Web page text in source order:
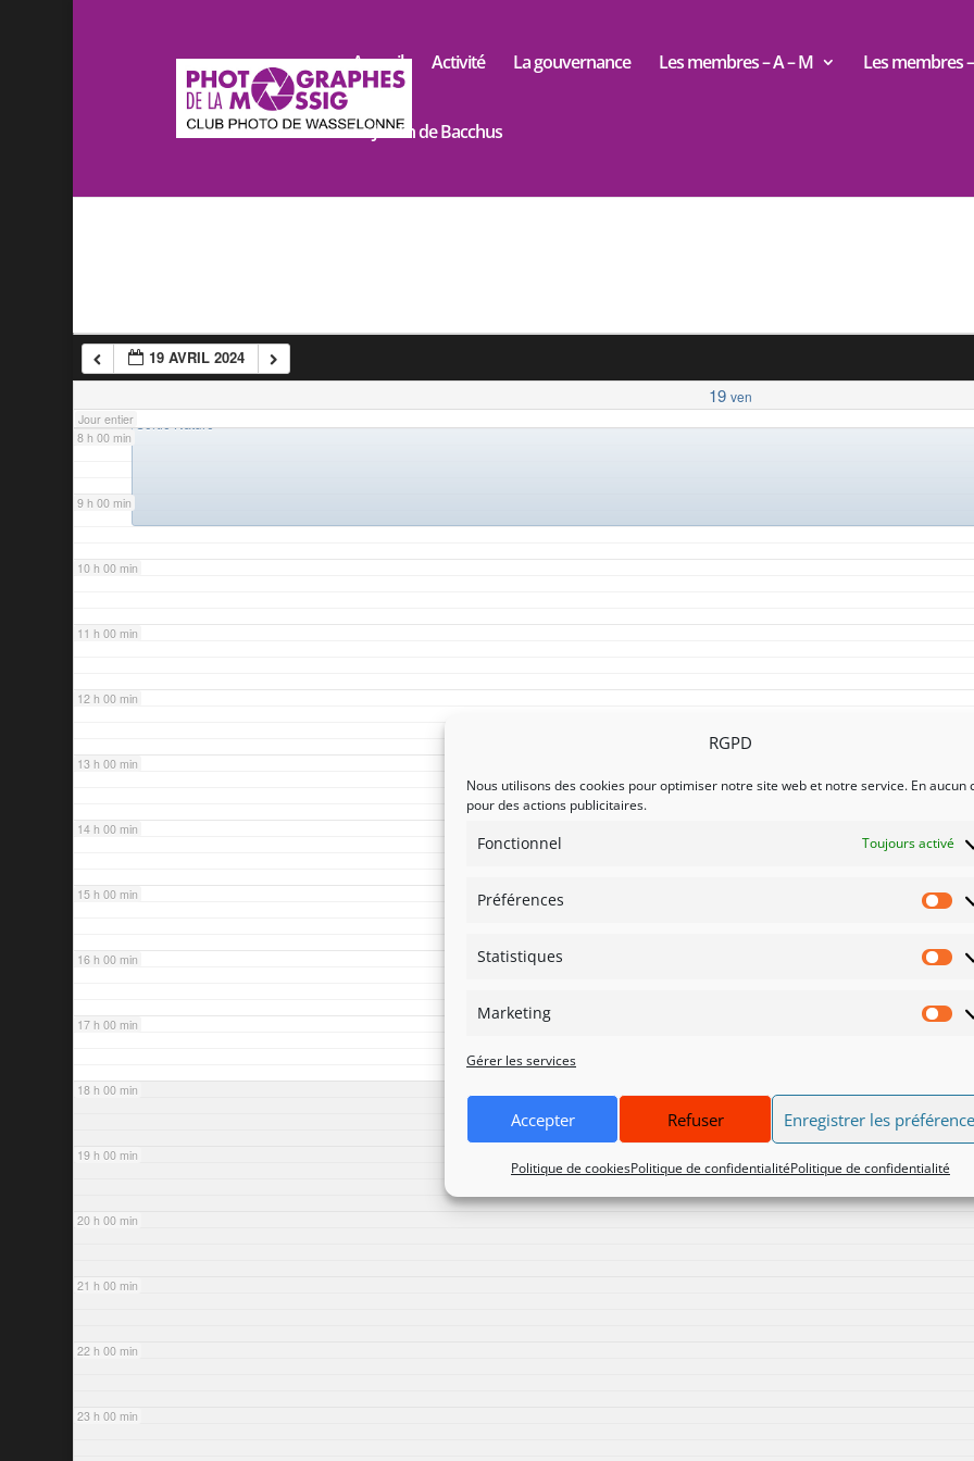
RGPD
Nous utilisons des cookies pour optimiser notre site web et notre service. En aucun
pour des actions publicitaires.
Fonctionnel Toujours activé
Préférences
Statistiques
Marketing
Gérer les services
Accepter Refuser Enregistrer les
Politique de cookiesPolitique de confidentialitéPolitique de confidentialité
Accueil Activité La gouvernance Les membres – A – M Les membres
Le Jardin de Bacchus
19 AVRIL 2024
19 ven
Jour entier
7 h 00 min
8 h 00 min
9 h 00 min
10 h 00 min
11 h 00 min
12 h 00 min
13 h 00 min
14 h 00 min
15 h 00 min
16 h 00 min
17 h 00 min
18 h 00 min
19 h 00 min
20 h 00 min
21 h 00 min
22 h 00 min
23 h 00 min
7 h 30 min
Sortie Nature